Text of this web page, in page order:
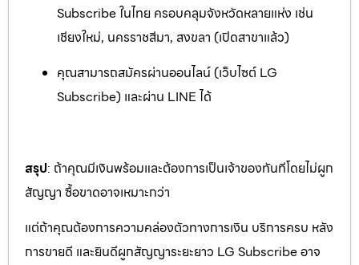
Subscribe ในไทย ครอบคลุมจังหวัดหลายแห่ง เช่น
เชียงใหม่, นครราชสีมา, สงขลา (เปิดสาขาแล้ว)
คุณสามารถสมัครผ่านออนไลน์ (เว็บไซต์ LG
Subscribe) และผ่าน LINE ได้
สรุป: ถ้าคุณมีเงินพร้อมและต้องการเป็นเจ้าของทันทีโดยไม่ผูก
สัญญา ซื้อขาดอาจเหมาะกว่า
แต่ถ้าคุณต้องการความคล่องตัวทางการเงิน บริการครบ หลัง
การขายดี และยินดีผูกสัญญาระยะยาว LG Subscribe อาจ